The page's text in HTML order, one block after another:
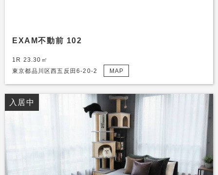
EXAM不動前 102
1R 23.30㎡
東京都品川区西五反田6-20-2
MAP
入居中